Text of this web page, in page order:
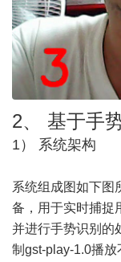
2、 基于手
1） 系统架构
系统组成图如下图
备，用于实时捕捉
并进行手势识别的
制gst-play-1.0播